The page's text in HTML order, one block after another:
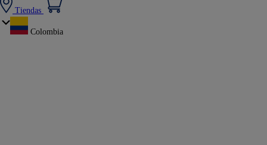
Tiendas
Colombia